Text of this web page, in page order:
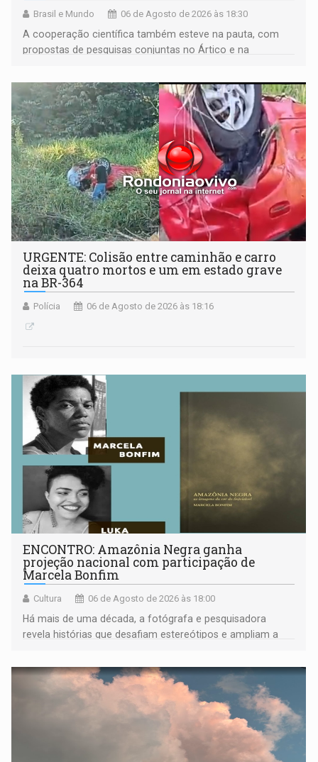
Brasil e Mundo 06 de Agosto de 2026 às 18:30
A cooperação científica também esteve na pauta, com
propostas de pesquisas conjuntas no Ártico e na
URGENTE: Colisão entre caminhão e carro
deixa quatro mortos e um em estado grave
na BR-364
Polícia 06 de Agosto de 2026 às 18:16
ENCONTRO: Amazônia Negra ganha
projeção nacional com participação de
Marcela Bonfim
Cultura 06 de Agosto de 2026 às 18:00
Há mais de uma década, a fotógrafa e pesquisadora
revela histórias que desafiam estereótipos e ampliam a
negras